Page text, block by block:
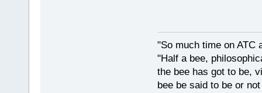
"So much time on ATC
"Half a bee,
the bee has got to be,
bee be said to be or